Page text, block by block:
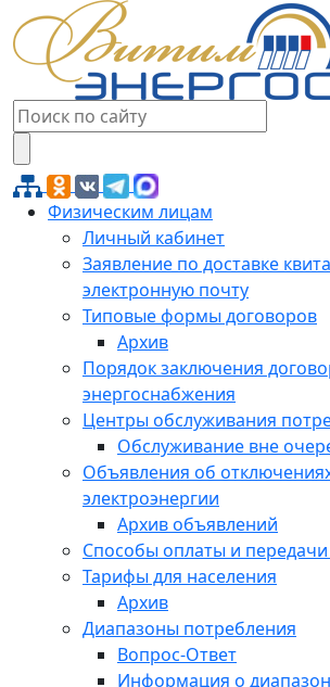
Физическим лицам
Личный кабинет
Заявление по доставке
электронную почту
Типовые формы договоров
Архив
Порядок заключения
энергоснабжения
Центры обслуживания
Обслуживание вне
Объявления об
электроэнергии
Архив объявлений
Способы оплаты и
Тарифы для населения
Архив
Диапазоны потребления
Вопрос-Ответ
Информация о